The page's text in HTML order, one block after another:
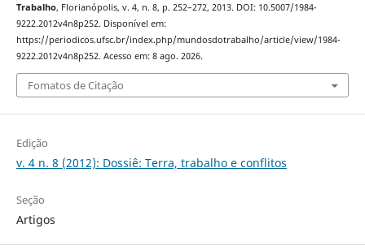
Trabalho, Florianópolis, v. 4, n. 8, p. 252–272, 2013. DOI: 10.5007/1984-
9222.2012v4n8p252. Disponível em:
https://periodicos.ufsc.br/index.php/mundosdotrabalho/article/view/1984-
9222.2012v4n8p252. Acesso em: 8 ago. 2026.
Fomatos de Citação
Edição
v. 4 n. 8 (2012): Dossiê: Terra, trabalho e conflitos
Seção
Artigos